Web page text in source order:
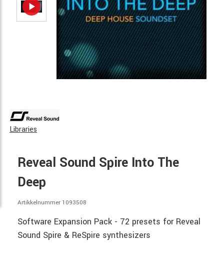
Libraries
Reveal Sound Spire Into The
Deep
Artikkelnummer 1093508
Software Expansion Pack - 72 presets for Reveal
Sound Spire & ReSpire synthesizers